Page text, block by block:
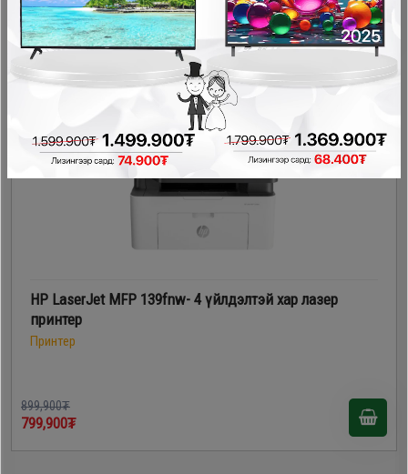
999,900₮
789,900₮
HP LaserJet MFP 139fnw- 4 үйлдэлтэй хар лазер
принтер
Принтер
899,900₮
799,900₮